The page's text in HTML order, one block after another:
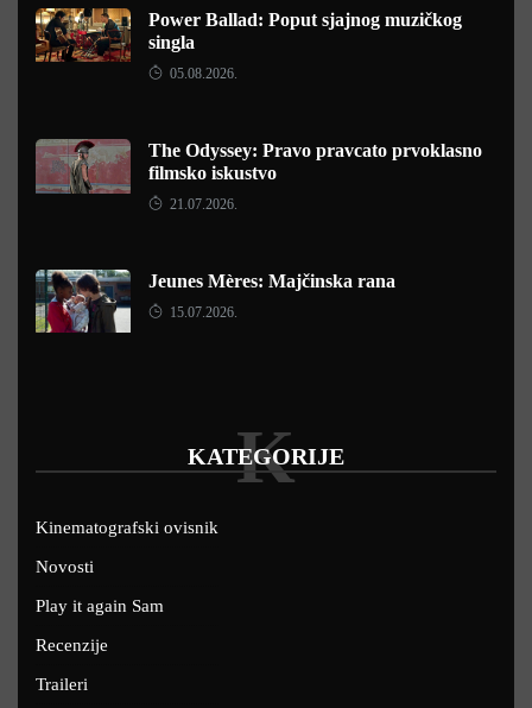
Power Ballad: Poput sjajnog muzičkog
singla
05.08.2026.
The Odyssey: Pravo pravcato prvoklasno
filmsko iskustvo
21.07.2026.
Jeunes Mères: Majčinska rana
15.07.2026.
KATEGORIJE
K
Kinematografski ovisnik
Novosti
Play it again Sam
Recenzije
Traileri